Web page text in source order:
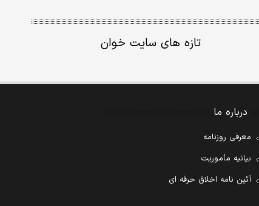
تازه های سایت خوان
درباره ما
معرفی روزنامه
بیانیه مأموریت
آئین نامه اخلاق حرفه ای